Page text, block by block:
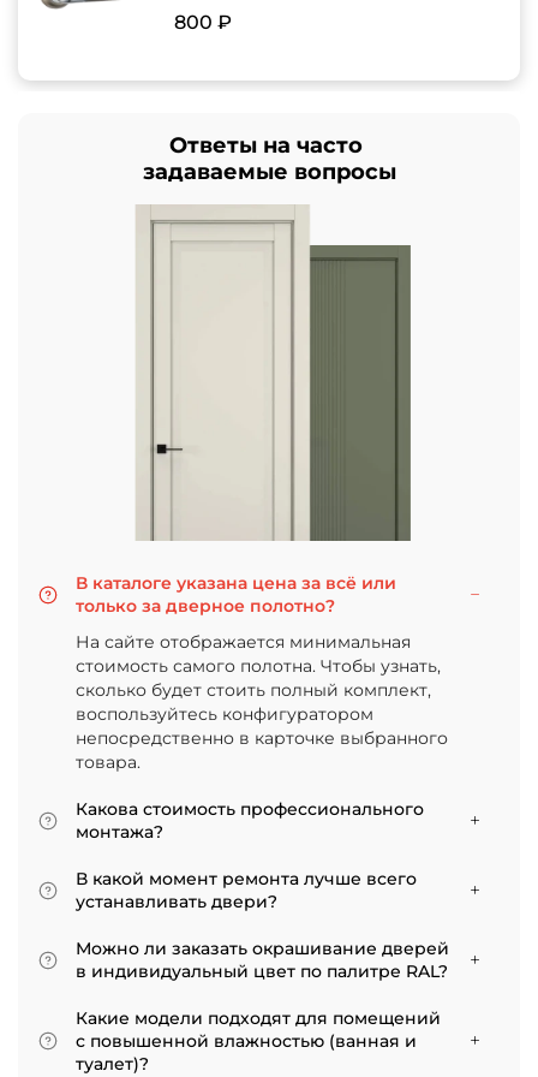
800 ₽
Ответы на часто
задаваемые вопросы
В каталоге указана цена за всё или
только за дверное полотно?
На сайте отображается минимальная
стоимость самого полотна. Чтобы узнать,
сколько будет стоить полный комплект,
воспользуйтесь конфигуратором
непосредственно в карточке выбранного
товара.
Какова стоимость профессионального
монтажа?
Итоговая сумма зависит от типа отделки
двери и габаритов проема. Минимальная
цена за установку стандартной двери с
покрытием «экошпон» начинается от 5000
рублей.
В какой момент ремонта лучше всего
устанавливать двери?
Мы советуем приступать к монтажу после
того, как уложено напольное покрытие. В
противном случае из-за изменения уровня
пола полотно может не подойти по высоте, и
его придется подрезать. Оптимально ставить
двери по окончании всех отделочных работ.
Можно ли заказать окрашивание дверей
в индивидуальный цвет по палитре RAL?
ассортименте представлены эмалированные
модели от разных фабрик
Какие модели подходят для помещений
с повышенной влажностью (ванная и
туалет)?